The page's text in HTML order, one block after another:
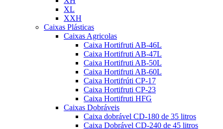
XL
XXH
Caixas Plásticas
Caixas Agricolas
Caixa Hortifruti AB-46L
Caixa Hortifruti AB-47L
Caixa Hortifruti AB-50L
Caixa Hortifruti AB-60L
Caixa Hortifrúti CP-17
Caixa Hortifruti CP-23
Caixa Hortifruti HFG
Caixas Dobráveis
Caixa dobrável CD-180 de 35 litros
Caixa Dobrável CD-240 de 45 litros